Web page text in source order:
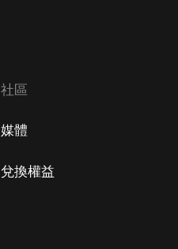
社區
媒體
兌換權益